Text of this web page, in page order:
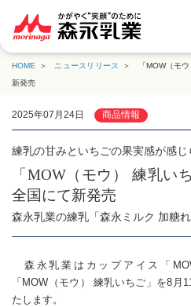
HOME ニュースリリース
「MOW（モ
新発売
2025年07月24日 商品情報
練乳の甘みといちごの果実感が感じ
「MOW（モウ） 練乳い
全国にて新発売
森永乳業の練乳「森永ミルク 加糖
森永乳業はカップアイス「
「MOW（モウ） 練乳いちご」を8月
たします。